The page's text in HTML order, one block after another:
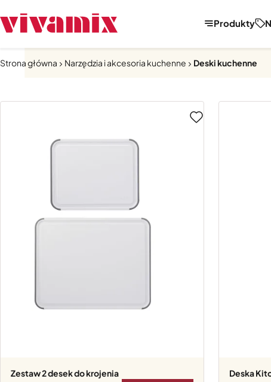
Produkty
Strona główna Narzędzia i akcesoria kuchenne Deski kuchenne
Zestaw 2 desek do krojenia Deska